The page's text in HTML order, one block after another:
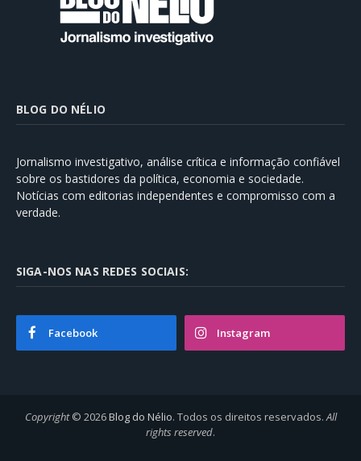
BLOG DO NÉLIO
Jornalismo investigativo, análise crítica e informação confiável
sobre os bastidores da política, economia e sociedade.
Notícias com editorias independentes e compromisso com a
verdade.
SIGA-NOS NAS REDES SOCIAIS:
Facebook Instagram
Copyright© 2026Blog do Nélio. Todos os direitos reservados.All
rights reserved.